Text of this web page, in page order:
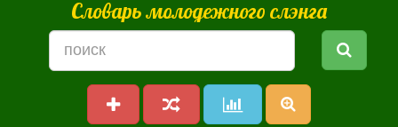
Словарь молодежного слэнга